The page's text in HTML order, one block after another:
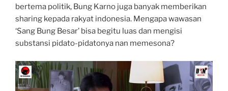
bertema politik, Bung Karno juga banyak memberikan
sharing kepada rakyat indonesia. Mengapa wawasan
‘Sang Bung Besar’ bisa begitu luas dan mengisi
substansi pidato-pidatonya nan memesona?